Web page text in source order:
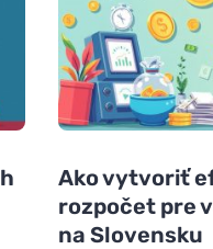
Ako vytvoriť
rozpočet pre
na Slovensku